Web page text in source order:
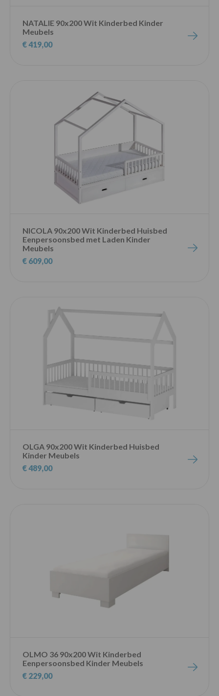
NATALIE 90x200 Wit Kinderbed Kinder
Meubels
€ 419,00
NICOLA 90x200 Wit Kinderbed Huisbed
Eenpersoonsbed met Laden Kinder
Meubels
€ 609,00
OLGA 90x200 Wit Kinderbed Huisbed
Kinder Meubels
€ 489,00
OLMO 36 90x200 Wit Kinderbed
Eenpersoonsbed Kinder Meubels
€ 229,00